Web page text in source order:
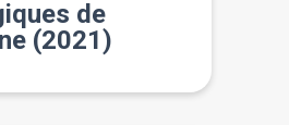
de
(2021)